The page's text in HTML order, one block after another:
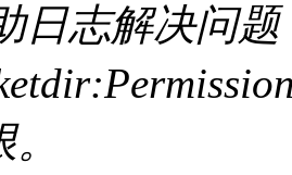
日志解决问